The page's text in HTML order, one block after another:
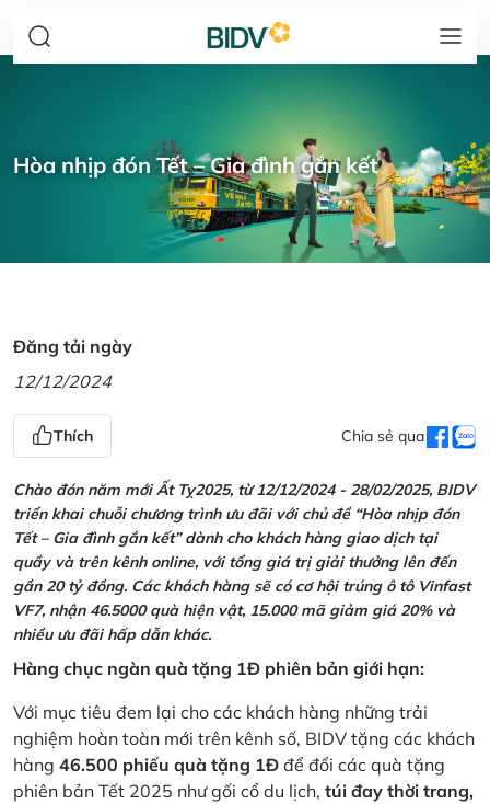
Hòa nhịp đón Tết – Gia đình gắn kết
Đăng tải ngày
12/12/2024
Thích Chia sẻ qua
Chào đón năm mới Ất Tỵ2025, từ 12/12/2024 - 28/02/2025, BIDV
triển khai chuỗi chương trình ưu đãi với chủ đề “Hòa nhịp đón
Tết – Gia đình gắn kết” dành cho khách hàng giao dịch tại
quầy và trên kênh online, với tổng giá trị giải thưởng lên đến
gần 20 tỷ đồng. Các khách hàng sẽ có cơ hội trúng ô tô Vinfast
VF7, nhận 46.5000 quà hiện vật, 15.000 mã giảm giá 20% và
nhiều ưu đãi hấp dẫn khác.
Hàng chục ngàn quà tặng 1Đ phiên bản giới hạn:
Với mục tiêu đem lại cho các khách hàng những trải
nghiệm hoàn toàn mới trên kênh số, BIDV tặng các khách
hàng 46.500 phiếu quà tặng 1Đ để đổi các quà tặng
phiên bản Tết 2025 như gối cổ du lịch, túi đay thời trang,